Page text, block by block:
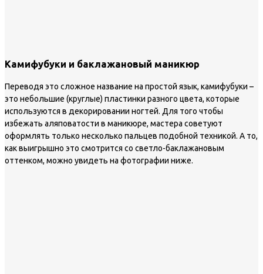
Камифубуки и баклажановый маникюр
Переводя это сложное название на простой язык, камифубуки –
это небольшие (круглые) пластинки разного цвета, которые
используются в декорировании ногтей. Для того чтобы
избежать аляповатости в маникюре, мастера советуют
оформлять только несколько пальцев подобной техникой. А то,
как выигрышно это смотрится со светло-баклажановым
оттенком, можно увидеть на фотографии ниже.